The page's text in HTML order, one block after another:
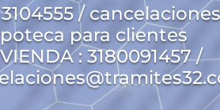
3104555 / cancelaciones
para clientes
: 3180091457 /